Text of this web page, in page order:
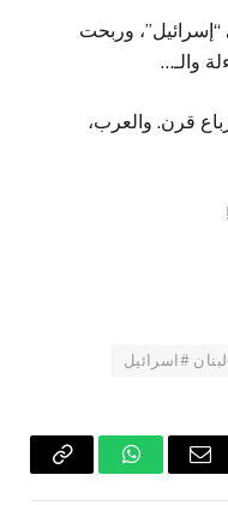
“إسرائيل”، وربحت
والـ…
قرن. والعرب،
#اسرائيل
البريد
واتسابCopy